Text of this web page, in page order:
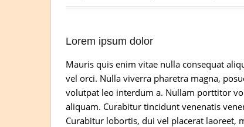
Lorem ipsum dolor
Mauris quis enim vitae nulla consequat
vel orci. Nulla viverra pharetra magna,
volutpat leo interdum a. Nullam porttitor
aliquam. Curabitur tincidunt venenatis
Curabitur lobortis, dui vel placerat laoreet,